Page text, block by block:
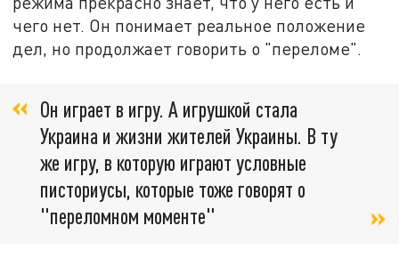
чего нет. Он понимает реальное положение
дел, но продолжает говорить о "переломе".
Он играет в игру. А игрушкой стала
Украина и жизни жителей Украины. В ту
же игру, в которую играют условные
писториусы, которые тоже говорят о
"переломном моменте"